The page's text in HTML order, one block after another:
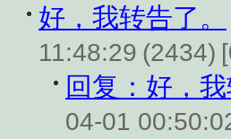
好，我转告了。
11:48:29 (2434)
回复：好，
04-01